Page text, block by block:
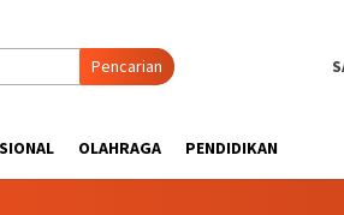
Pencarian
OLAHRAGA PENDIDIKAN